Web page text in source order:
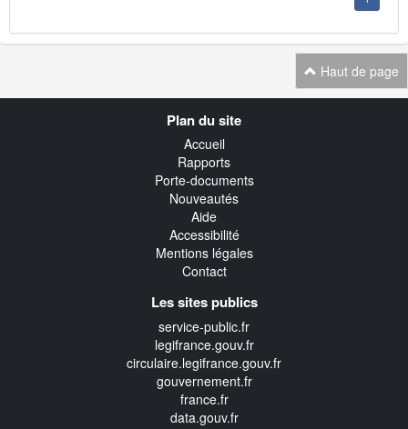
Haut de page
Plan du site
Accueil
Rapports
Porte-documents
Nouveautés
Aide
Accessibilité
Mentions légales
Contact
Les sites publics
service-public.fr
legifrance.gouv.fr
circulaire.legifrance.gouv.fr
gouvernement.fr
france.fr
data.gouv.fr